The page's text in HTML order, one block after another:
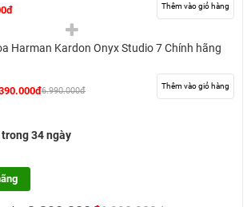
Thêm vào giỏ hàng
Harman Kardon Onyx Studio 7 Chính hãng
6.990.000đ Thêm vào giỏ hàng
34 ngày